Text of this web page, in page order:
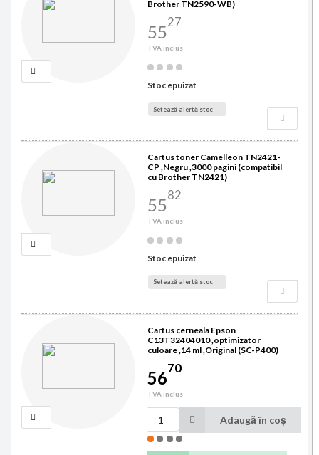
Brother TN2590-WB)
5527
TVA inclus
Stoc epuizat
Setează alertă stoc
Cartus toner Camelleon TN2421-
CP ,Negru ,3000 pagini (compatibil
cu Brother TN2421)
5582
TVA inclus
Stoc epuizat
Setează alertă stoc
Cartus cerneala Epson
C13T32404010 ,optimizator
culoare ,14 ml ,Original (SC-P400)
5670
TVA inclus
Adaugă în coș